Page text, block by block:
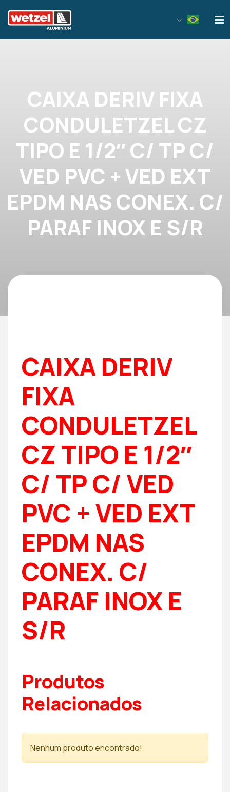
CAIXA DERIV FIXA
CONDULETZEL CZ
TIPO E 1/2″ C/ TP C/
VED PVC + VED EXT
EPDM NAS CONEX. C/
PARAF INOX E S/R
CAIXA DERIV
FIXA
CONDULETZEL
CZ TIPO E 1/2″
C/ TP C/ VED
PVC + VED EXT
EPDM NAS
CONEX. C/
PARAF INOX E
S/R
Produtos
Relacionados
Nenhum produto encontrado!